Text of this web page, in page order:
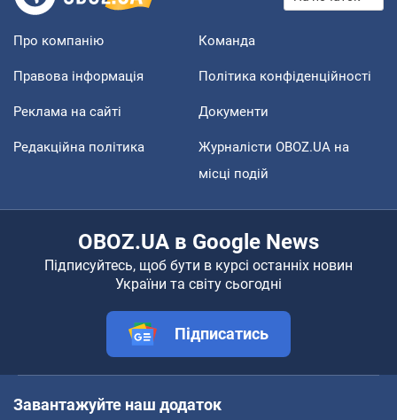
Про компанію Команда
Правова інформація Політика конфіденційності
Реклама на сайті Документи
Редакційна політика
Журналісти OBOZ.UA на
місці подій
OBOZ.UA в Google News
Підписуйтесь, щоб бути в курсі останніх новин
України та світу сьогодні
Підписатись
Завантажуйте наш додаток